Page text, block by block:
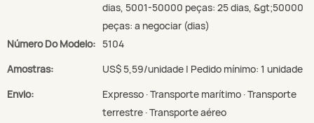
dias, 5001-50000 peças: 25 dias, &gt;50000
peças: a negociar (dias)
Número Do Modelo: 5104
Amostras:
US$ 5,59/unidade | Pedido mínimo: 1 unidade
Envio:
Expresso · Transporte marítimo · Transporte
terrestre · Transporte aéreo